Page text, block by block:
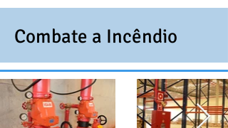
Combate a Incêndio